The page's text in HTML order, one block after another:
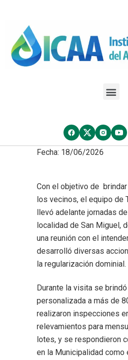
Fecha: 18/06/2026
Con el objetivo de
los vecinos, el equipo de
llevó adelante jornadas
localidad de San Miguel,
una reunión con el
desarrolló diversas
la regularización dominial.
Durante la visita se
personalizada a más de
realizaron inspecciones
relevamientos para
lotes, y se respondieron
en la Municipalidad como